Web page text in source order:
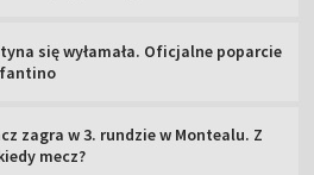
się wyłamała. Oficjalne poparcie
zagra w 3. rundzie w Montealu. Z
mecz?